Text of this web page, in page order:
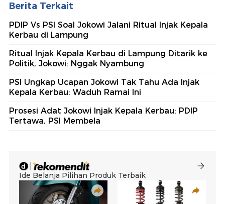
Berita Terkait
PDIP Vs PSI Soal Jokowi Jalani Ritual Injak Kepala
Kerbau di Lampung
Ritual Injak Kepala Kerbau di Lampung Ditarik ke
Politik, Jokowi: Nggak Nyambung
PSI Ungkap Ucapan Jokowi Tak Tahu Ada Injak
Kepala Kerbau: Waduh Ramai Ini
Prosesi Adat Jokowi Injak Kepala Kerbau: PDIP
Tertawa, PSI Membela